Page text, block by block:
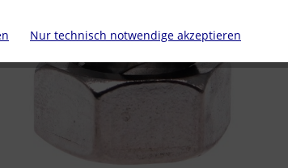
Nur technisch notwendige akzeptieren